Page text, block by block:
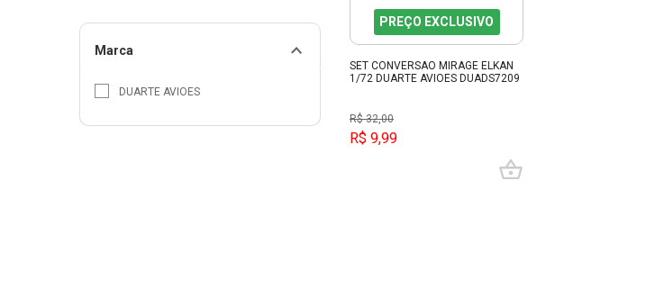
Marca
DUARTE AVIOES
PREÇO EXCLUSIVO
SET CONVERSAO MIRAGE ELKAN
1/72 DUARTE AVIOES DUADS7209
R$ 32,00
R$ 9,99